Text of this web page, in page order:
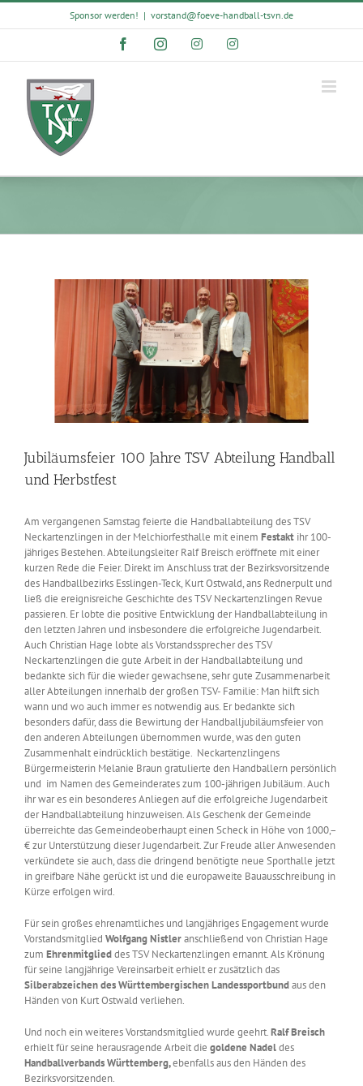
Skip
Sponsor werden! | vorstand@foeve-handball-tsvn.de
FacebookInstagramInstagramInstagram
Jubiläumsfeier 100 Jahre TSV Abteilung Handball
und Herbstfest
Am vergangenen Samstag feierte die Handballabteilung des TSV
Neckartenzlingen in der Melchiorfesthalle mit einem Festakt ihr 100-
jähriges Bestehen. Abteilungsleiter Ralf Breisch eröffnete mit einer
kurzen Rede die Feier. Direkt im Anschluss trat der Bezirksvorsitzende
des Handballbezirks Esslingen-Teck, Kurt Ostwald, ans Rednerpult und
ließ die ereignisreiche Geschichte des TSV Neckartenzlingen Revue
passieren. Er lobte die positive Entwicklung der Handballabteilung in
den letzten Jahren und insbesondere die erfolgreiche Jugendarbeit.
Auch Christian Hage lobte als Vorstandssprecher des TSV
Neckartenzlingen die gute Arbeit in der Handballabteilung und
bedankte sich für die wieder gewachsene, sehr gute Zusammenarbeit
aller Abteilungen innerhalb der großen TSV- Familie: Man hilft sich
wann und wo auch immer es notwendig aus. Er bedankte sich
besonders dafür, dass die Bewirtung der Handballjubiläumsfeier von
den anderen Abteilungen übernommen wurde, was den guten
Zusammenhalt eindrücklich bestätige. Neckartenzlingens
Bürgermeisterin Melanie Braun gratulierte den Handballern persönlich
und im Namen des Gemeinderates zum 100-jährigen Jubiläum. Auch
ihr war es ein besonderes Anliegen auf die erfolgreiche Jugendarbeit
der Handballabteilung hinzuweisen. Als Geschenk der Gemeinde
überreichte das Gemeindeoberhaupt einen Scheck in Höhe von 1000,–
€ zur Unterstützung dieser Jugendarbeit. Zur Freude aller Anwesenden
verkündete sie auch, dass die dringend benötigte neue Sporthalle jetzt
in greifbare Nähe gerückt ist und die europaweite Bauausschreibung in
Kürze erfolgen wird.
Für sein großes ehrenamtliches und langjähriges Engagement wurde
Vorstandsmitglied Wolfgang Nistleranschließend von Christian Hage
zum Ehrenmitglieddes TSV Neckartenzlingen ernannt. Als Krönung
für seine langjährige Vereinsarbeit erhielt er zusätzlich das
Silberabzeichen des Württembergischen Landessportbundaus den
Händen von Kurt Ostwald verliehen.
Und noch ein weiteres Vorstandsmitglied wurde geehrt.Ralf Breisch
erhielt für seine herausragende Arbeit die goldene Nadeldes
Handballverbands Württemberg,ebenfalls aus den Händen des
Bezirksvorsitzenden.